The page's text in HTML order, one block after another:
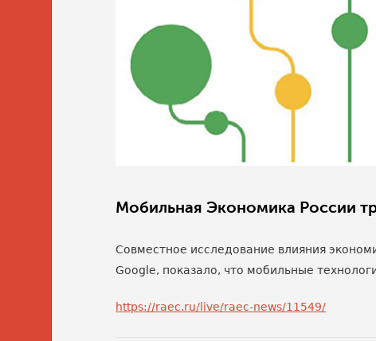
Мобильная Экономика России
Совместное исследование влияния
Google, показало, что мобильные
https://raec.ru/live/raec-news/11549/